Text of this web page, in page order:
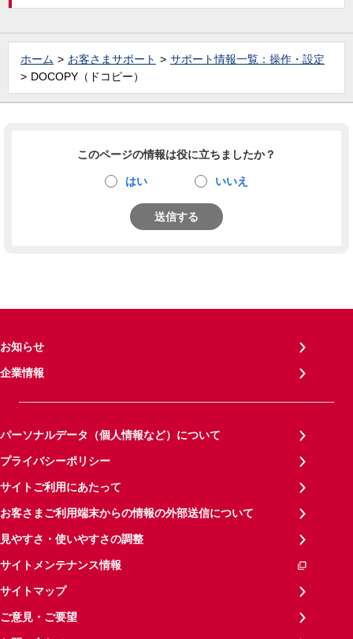
ホーム お客さまサポート
サポート情報一覧：操作・設定
DOCOPY（ドコピー）
このページの情報は役に立ちましたか？
はい いいえ
送信する
お知らせ
企業情報
パーソナルデータ（個人情報など）について
プライバシーポリシー
サイトご利用にあたって
お客さまご利用端末からの情報の外部送信について
見やすさ・使いやすさの調整
サイトメンテナンス情報
サイトマップ
ご意見・ご要望